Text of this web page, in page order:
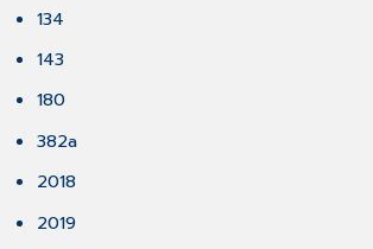
134
143
180
382a
2018
2019